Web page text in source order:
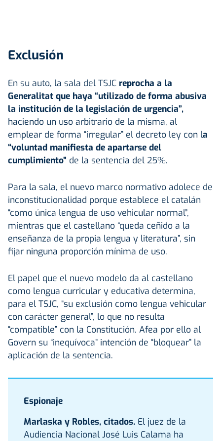
Exclusión
En su auto, la sala del TSJC reprocha a la
Generalitat que haya “utilizado de forma abusiva
la institución de la legislación de urgencia”,
haciendo un uso arbitrario de la misma, al
emplear de forma “irregular” el decreto ley con la
“voluntad manifiesta de apartarse del
cumplimiento” de la sentencia del 25%.
Para la sala, el nuevo marco normativo adolece de
inconstitucionalidad porque establece el catalán
“como única lengua de uso vehicular normal”,
mientras que el castellano “queda ceñido a la
enseñanza de la propia lengua y literatura”, sin
fijar ninguna proporción mínima de uso.
El papel que el nuevo modelo da al castellano
como lengua curricular y educativa determina,
para el TSJC, “su exclusión como lengua vehicular
con carácter general”, lo que no resulta
“compatible” con la Constitución. Afea por ello al
Govern su “inequívoca” intención de “bloquear” la
aplicación de la sentencia.
Espionaje
Marlaska y Robles, citados. El juez de la
Audiencia Nacional José Luis Calama ha